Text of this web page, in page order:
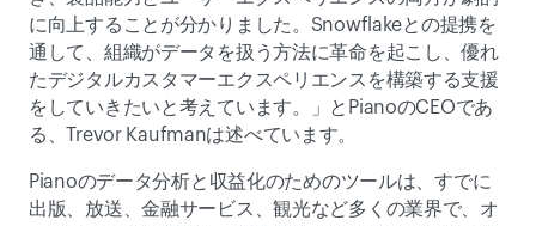
に向上することが分かりました。Snowflakeとの提携を
通して、組織がデータを扱う方法に革命を起こし、優れ
たデジタルカスタマーエクスペリエンスを構築する支援
をしていきたいと考えています。」とPianoのCEOであ
る、Trevor Kaufmanは述べています。
Pianoのデータ分析と収益化のためのツールは、すでに
出版、放送、金融サービス、観光など多くの業界で、オ